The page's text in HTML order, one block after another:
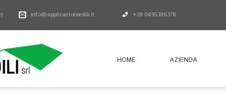
info@applicazioniedili.it +39 0495386378
HOME AZIENDA